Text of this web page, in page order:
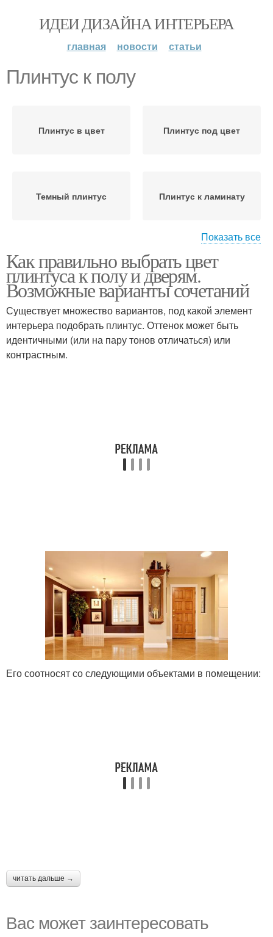
ИДЕИ ДИЗАЙНА ИНТЕРЬЕРА
главная новости статьи
Плинтус к полу
Плинтус в цвет Плинтус под цвет
Темный плинтус Плинтус к ламинату
Модные плинтусы Потолочный плинтус
Плинтус в интерьере Плинтус в дизайне
Показать все
Как правильно выбрать цвет
плинтуса к полу и дверям.
Возможные варианты сочетаний
Существует множество вариантов, под какой элемент
интерьера подобрать плинтус. Оттенок может быть
идентичными (или на пару тонов отличаться) или
контрастным.
Его соотносят со следующими объектами в помещении:
читать дальше →
Вас может заинтересовать